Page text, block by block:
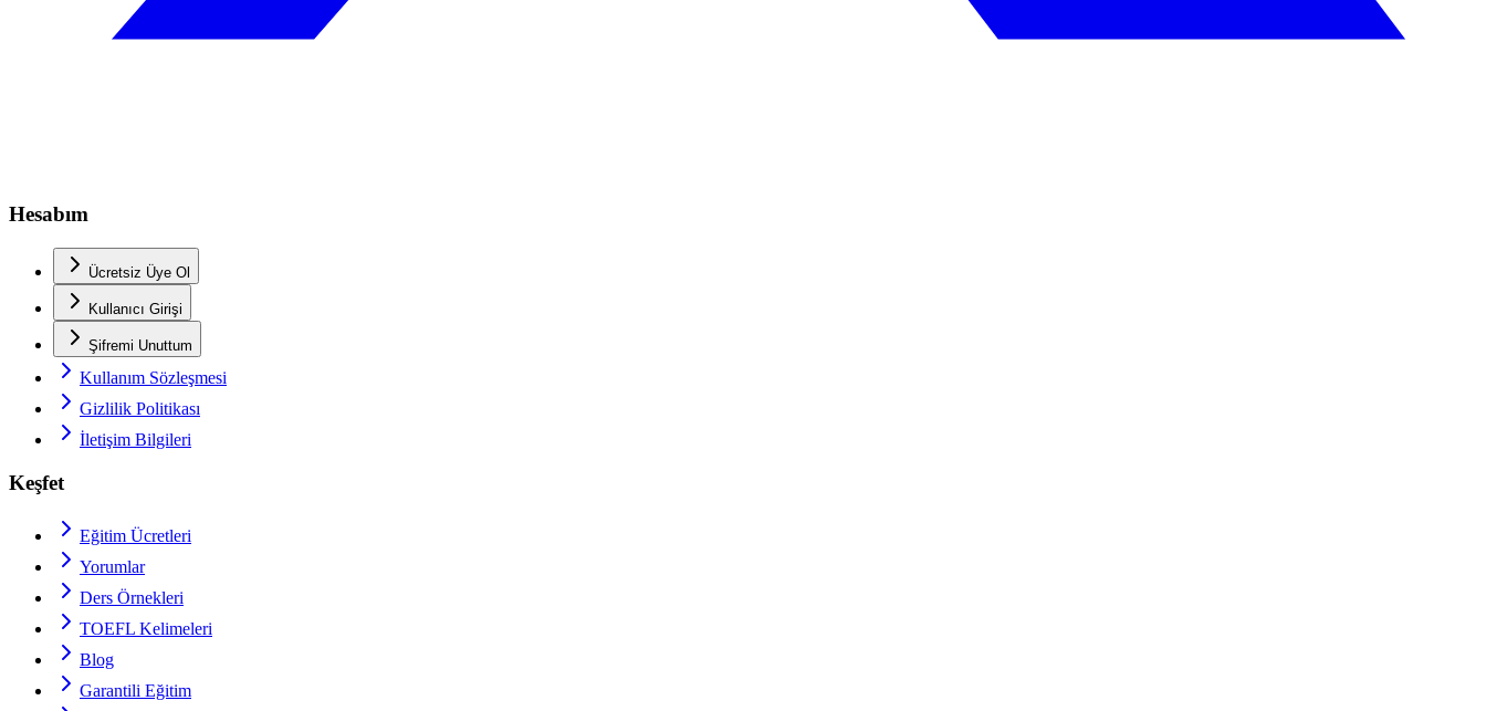
Hesabım
Ücretsiz Üye Ol
Kullanıcı Girişi
Şifremi Unuttum
Kullanım Sözleşmesi
Gizlilik Politikası
İletişim Bilgileri
Keşfet
Eğitim Ücretleri
Yorumlar
Ders Örnekleri
TOEFL Kelimeleri
Blog
Garantili Eğitim